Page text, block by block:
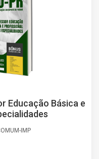
Educação Básica e
IMP